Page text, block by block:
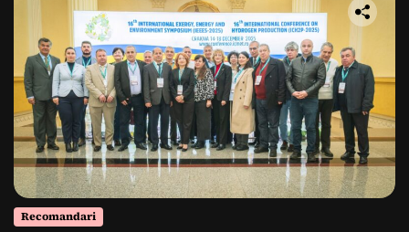
Recomandari